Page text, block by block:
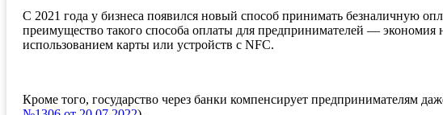
С 2021 года у бизнеса появился новый способ принимать безналичную
преимущество такого способа оплаты для предпринимателей —
использованием карты или устройств с NFC.
Кроме того, государство через банки компенсирует предпринимателям